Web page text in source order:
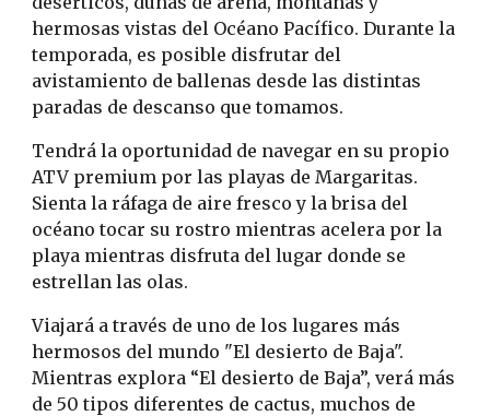
hermosas vistas del Océano Pacífico. Durante la
temporada, es posible disfrutar del
avistamiento de ballenas desde las distintas
paradas de descanso que tomamos.
Tendrá la oportunidad de navegar en su propio
ATV premium por las playas de Margaritas.
Sienta la ráfaga de aire fresco y la brisa del
océano tocar su rostro mientras acelera por la
playa mientras disfruta del lugar donde se
estrellan las olas.
Viajará a través de uno de los lugares más
hermosos del mundo "El desierto de Baja".
Mientras explora “El desierto de Baja”, verá más
de 50 tipos diferentes de cactus, muchos de